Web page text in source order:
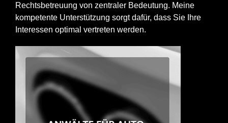
Rechtsbetreuung von zentraler Bedeutung. Meine
kompetente Unterstützung sorgt dafür, dass Sie Ihre
Interessen optimal vertreten werden.